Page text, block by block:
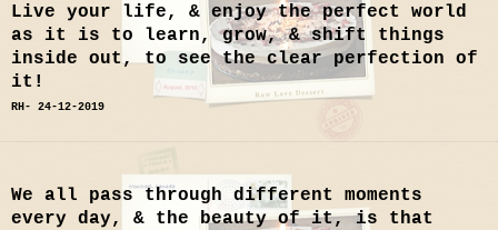
Live your life, & enjoy the perfect world
as it is to learn, grow, & shift things
inside out, to see the clear perfection of
it!
RH- 24-12-2019
We all pass through different moments
every day, & the beauty of it, is that